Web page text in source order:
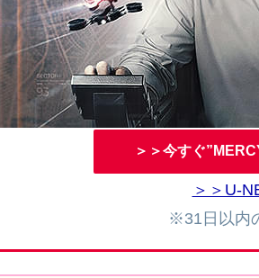
＞＞今すぐ
＞＞U-
※31日以内